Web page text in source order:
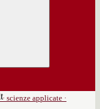
scienze applicate ·